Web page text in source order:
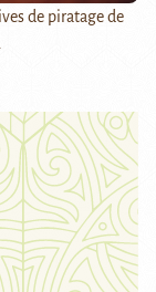
de piratage de